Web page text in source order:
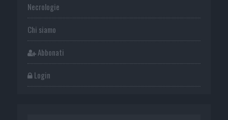
Necrologie
Chi siamo
Abbonati
Login